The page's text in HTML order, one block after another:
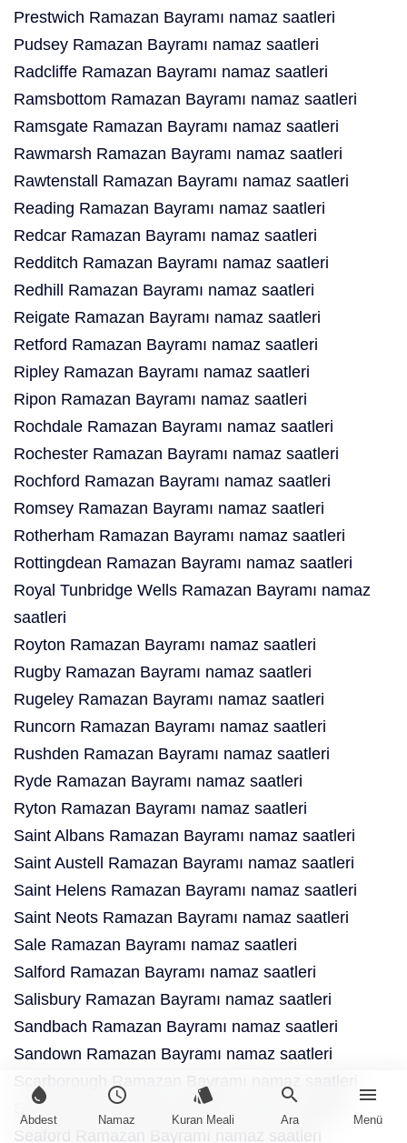
water_drop
Abdest
schedule
Namaz
style
Kuran Meali
search
Ara
menu
Menü
Prestwich Ramazan Bayramı namaz saatleri
Pudsey Ramazan Bayramı namaz saatleri
Radcliffe Ramazan Bayramı namaz saatleri
Ramsbottom Ramazan Bayramı namaz saatleri
Ramsgate Ramazan Bayramı namaz saatleri
Rawmarsh Ramazan Bayramı namaz saatleri
Rawtenstall Ramazan Bayramı namaz saatleri
Reading Ramazan Bayramı namaz saatleri
Redcar Ramazan Bayramı namaz saatleri
Redditch Ramazan Bayramı namaz saatleri
Redhill Ramazan Bayramı namaz saatleri
Reigate Ramazan Bayramı namaz saatleri
Retford Ramazan Bayramı namaz saatleri
Ripley Ramazan Bayramı namaz saatleri
Ripon Ramazan Bayramı namaz saatleri
Rochdale Ramazan Bayramı namaz saatleri
Rochester Ramazan Bayramı namaz saatleri
Rochford Ramazan Bayramı namaz saatleri
Romsey Ramazan Bayramı namaz saatleri
Rotherham Ramazan Bayramı namaz saatleri
Rottingdean Ramazan Bayramı namaz saatleri
Royal Tunbridge Wells Ramazan Bayramı namaz
saatleri
Royton Ramazan Bayramı namaz saatleri
Rugby Ramazan Bayramı namaz saatleri
Rugeley Ramazan Bayramı namaz saatleri
Runcorn Ramazan Bayramı namaz saatleri
Rushden Ramazan Bayramı namaz saatleri
Ryde Ramazan Bayramı namaz saatleri
Ryton Ramazan Bayramı namaz saatleri
Saint Albans Ramazan Bayramı namaz saatleri
Saint Austell Ramazan Bayramı namaz saatleri
Saint Helens Ramazan Bayramı namaz saatleri
Saint Neots Ramazan Bayramı namaz saatleri
Sale Ramazan Bayramı namaz saatleri
Salford Ramazan Bayramı namaz saatleri
Salisbury Ramazan Bayramı namaz saatleri
Sandbach Ramazan Bayramı namaz saatleri
Sandown Ramazan Bayramı namaz saatleri
Scarborough Ramazan Bayramı namaz saatleri
Scunthorpe Ramazan Bayramı namaz saatleri
Seaford Ramazan Bayramı namaz saatleri